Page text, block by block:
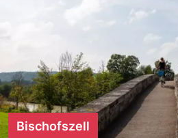
Bischofszell